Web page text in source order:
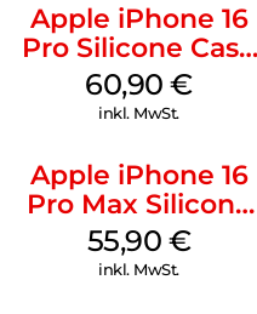
Apple iPhone 16
Pro Silicone Case
MagSafe Stone
Gray
60,90€
inkl. MwSt.
Apple iPhone 16
Pro Max Silicone
Case MagSafe
Stone Gray
55,90 €
inkl. MwSt.